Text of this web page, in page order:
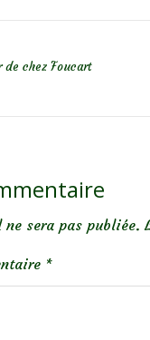
chez Foucart
sera pas publiée.
*